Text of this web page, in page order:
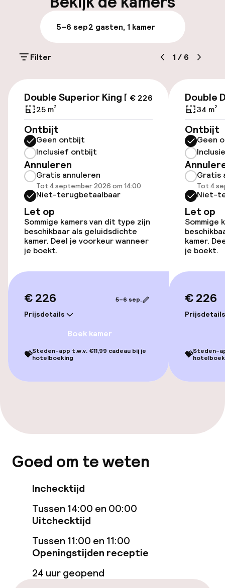
Bagageruimte
Parkeren & mobiliteit
(buiten)
Mogelijk extra kosten
Openbaar parkeren
Luchthavenshuttle
Transferservice
Toegankelijkheid
Overal rolstoeltoegankelijk
Lift
Zwemmen & wellness
Stoombad
Spacentrum
Fitnessruimte / gym
Entertainment
Gratis wifi
Tuin
Terras
5–6 sep2 gasten, 1 kamer
Filter 1 / 6
€ 226
Double Superior King Bed
25 m²
Ontbijt
Geen ontbijt
Inclusief ontbijt
Annuleren
Gratis annuleren
Tot 4 september 2026 om 14:00
Niet-terugbetaalbaar
Let op
Sommige kamers van dit type zijn
beschikbaar als geluidsdichte
kamer. Deel je voorkeur wanneer
je boekt.
€ 226
Prijsdetails
5–6 sep.
Boek kamer
💝Steden-app t.w.v. €11,99 cadeau bij je
hotelboeking
Double
34 m²
Ontbijt
Geen
Gratis
Tot 4
Niet-
Let op
Sommige
kamer.
je boekt.
€ 226
Prijsdetails
💝Steden-
Goed om te weten
Inchecktijd
Tussen 14:00 en 00:00
Uitchecktijd
Tussen 11:00 en 11:00
Openingstijden receptie
24 uur geopend